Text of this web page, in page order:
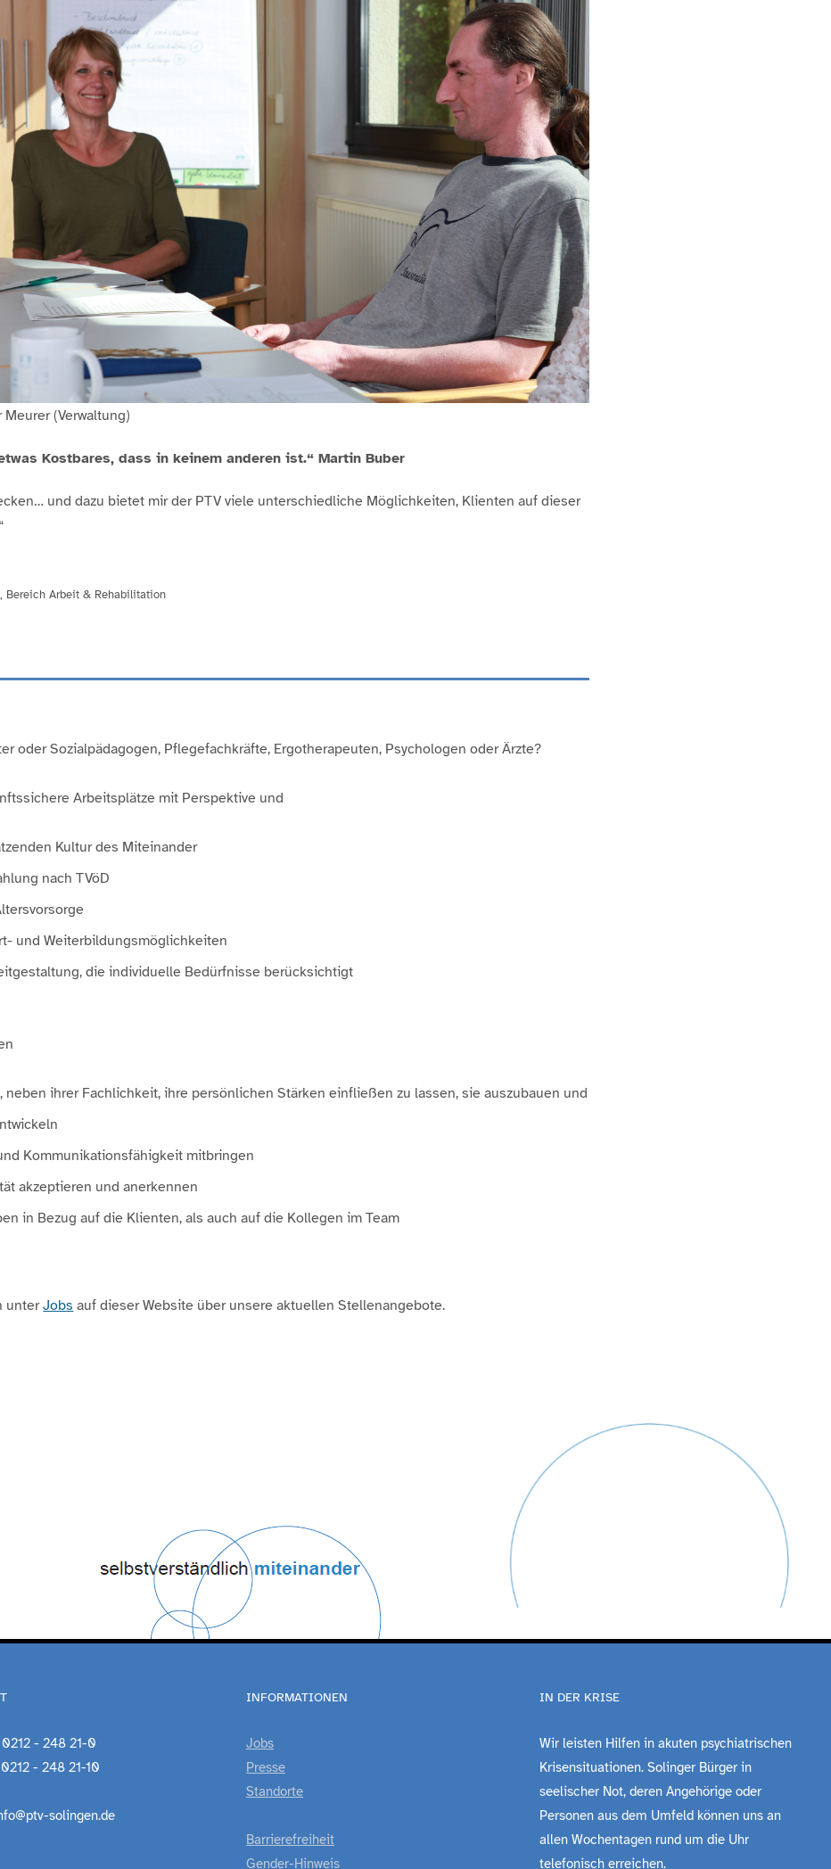
(Verwaltung)
Kostbares, dass in keinem anderen ist.“ Martin Buber
und dazu bietet mir der PTV viele unterschiedliche Möglichkeiten, Klienten auf dieser
Bereich Arbeit & Rehabilitation
oder Sozialpädagogen, Pflegefachkräfte, Ergotherapeuten, Psychologen oder Ärzte?
Arbeitsplätze mit Perspektive und
Kultur des Miteinander
nach TVöD
und Weiterbildungsmöglichkeiten
die individuelle Bedürfnisse berücksichtigt
neben ihrer Fachlichkeit, ihre persönlichen Stärken einfließen zu lassen, sie auszubauen und
Kommunikationsfähigkeit mitbringen
akzeptieren und anerkennen
in Bezug auf die Klienten, als auch auf die Kollegen im Team
unterJobs auf dieser Website über unsere aktuellen Stellenangebote.
- 248 21-0
- 248 21-10
solingen.de
INFORMATIONEN
Jobs
Presse
Standorte
Barrierefreiheit
Gender-Hinweis
IN DER KRISE
Wir leisten Hilfen in akuten psychiatrischen
Krisensituationen. Solinger Bürger in
seelischer Not, deren Angehörige oder
Personen aus dem Umfeld können uns an
allen Wochentagen rund um die Uhr
telefonisch erreichen.